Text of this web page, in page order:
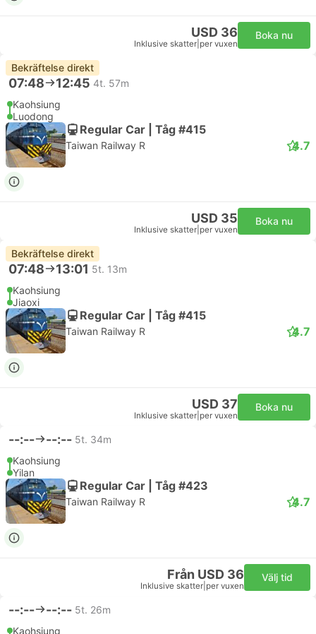
USD 36
Inklusive skatter per vuxen
Boka nu
Bekräftelse direkt
07:48 12:45 4t. 57m
Kaohsiung
Luodong
Regular Car | Tåg #415
Taiwan Railway R 4.7
USD 35
Inklusive skatter per vuxen
Boka nu
Bekräftelse direkt
07:48 13:01 5t. 13m
Kaohsiung
Jiaoxi
Regular Car | Tåg #415
Taiwan Railway R 4.7
USD 37
Inklusive skatter per vuxen
Boka nu
--:-- --:-- 5t. 34m
Kaohsiung
Yilan
Regular Car | Tåg #423
Taiwan Railway R 4.7
Från USD 36
Inklusive skatter per vuxen
Välj tid
--:-- --:-- 5t. 26m
Kaohsiung